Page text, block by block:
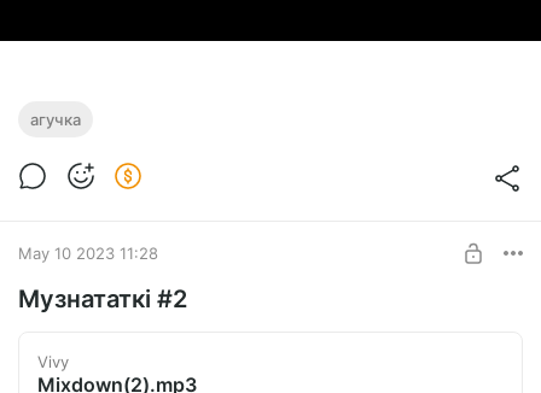
агучка
May 10 2023 11:28
Музнататкі #2
Vivy
Mixdown(2).mp3